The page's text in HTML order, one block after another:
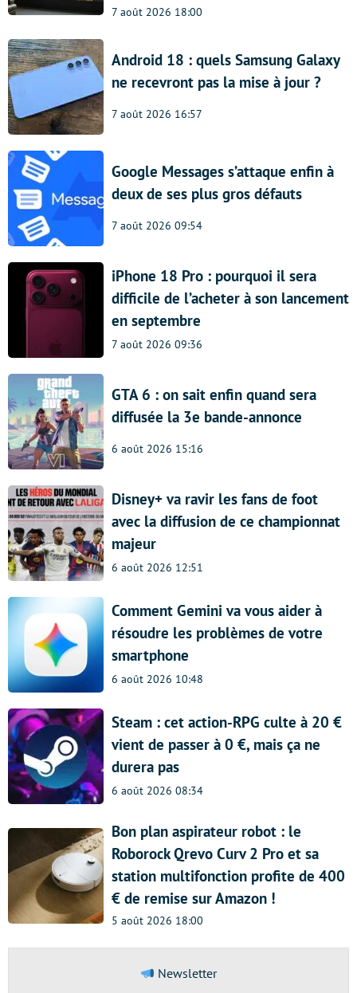
7 août 2026 18:00
Android 18 : quels Samsung Galaxy
ne recevront pas la mise à jour ?
7 août 2026 16:57
Google Messages s’attaque enfin à
deux de ses plus gros défauts
7 août 2026 09:54
iPhone 18 Pro : pourquoi il sera
difficile de l’acheter à son lancement
en septembre
7 août 2026 09:36
GTA 6 : on sait enfin quand sera
diffusée la 3e bande-annonce
6 août 2026 15:16
Disney+ va ravir les fans de foot
avec la diffusion de ce championnat
majeur
6 août 2026 12:51
Comment Gemini va vous aider à
résoudre les problèmes de votre
smartphone
6 août 2026 10:48
Steam : cet action-RPG culte à 20 €
vient de passer à 0 €, mais ça ne
durera pas
6 août 2026 08:34
Bon plan aspirateur robot : le
Roborock Qrevo Curv 2 Pro et sa
station multifonction profite de 400
€ de remise sur Amazon !
5 août 2026 18:00
Newsletter